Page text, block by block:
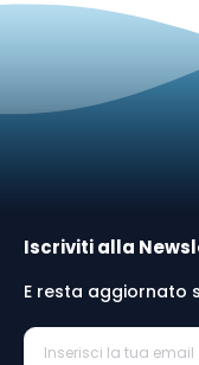
Iscriviti alla
E resta aggiornato